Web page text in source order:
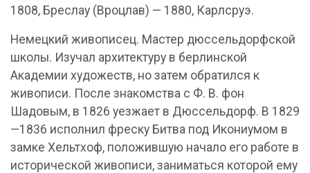
1808, Бреслау (Вроцлав) — 1880, Карлсруэ.
Немецкий живописец. Мастер дюссельдорфской
школы. Изучал архитектуру в берлинской
Академии художеств, но затем обратился к
живописи. После знакомства с Ф. В. фон
Шадовым, в 1826 уезжает в Дюссельдорф. В 1829
—1836 исполнил фреску Битва под Икониумом в
замке Хельтхоф, положившую начало его работе в
исторической живописи, заниматься которой ему